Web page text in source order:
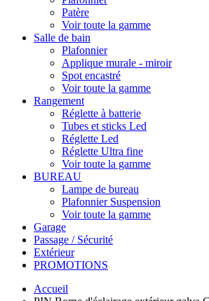
Patère
Voir toute la gamme
Salle de bain
Plafonnier
Applique murale - miroir
Spot encastré
Voir toute la gamme
Rangement
Réglette à batterie
Tubes et sticks Led
Réglette Led
Réglette Ultra fine
Voir toute la gamme
BUREAU
Lampe de bureau
Plafonnier Suspension
Voir toute la gamme
Garage
Passage / Sécurité
Extérieur
PROMOTIONS
Accueil